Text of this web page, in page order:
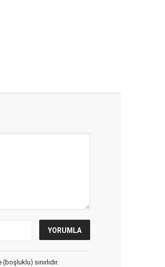
sınırlıdır.